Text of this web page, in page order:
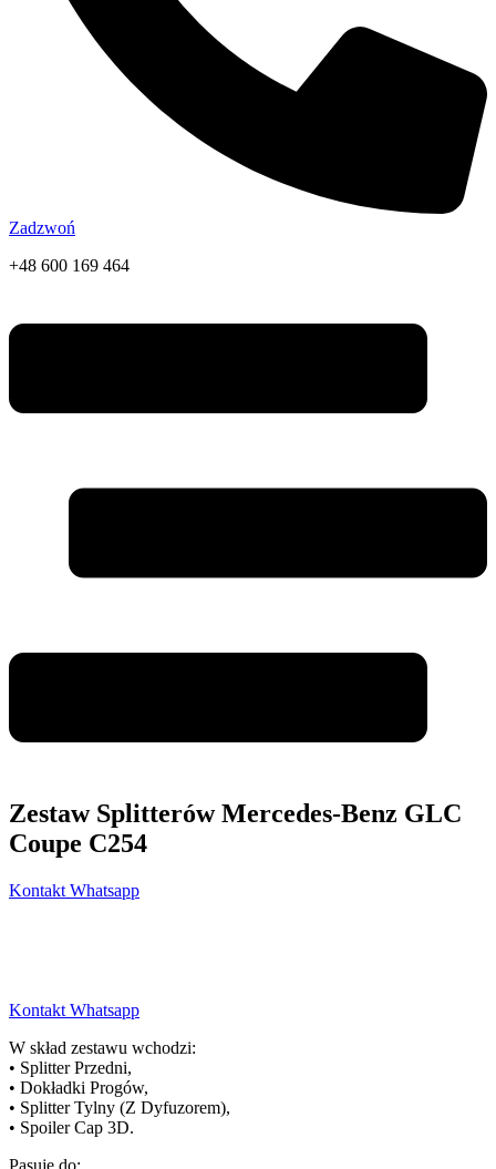
Zadzwoń
+48 600 169 464
Zestaw Splitterów Mercedes-Benz GLC
Coupe C254
Kontakt Whatsapp
Kontakt Whatsapp
W skład zestawu wchodzi:
• Splitter Przedni,
• Dokładki Progów,
• Splitter Tylny (Z Dyfuzorem),
• Spoiler Cap 3D.
Pasuje do: